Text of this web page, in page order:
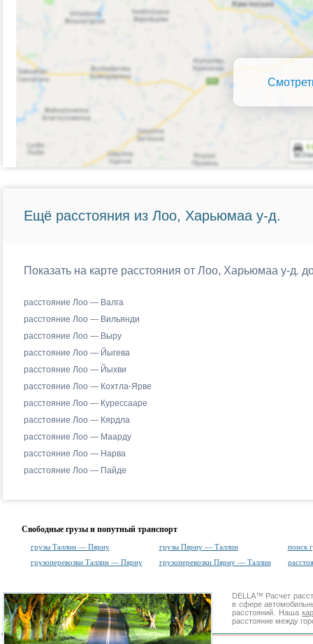
Ещё расстояния из Лоо, Харьюмаа у-д.
Показать на карте расстояния от Лоо, Харьюмаа у-д.
расстояние Лоо — Валга
расстояние Лоо — Вильянди
расстояние Лоо — Выру
расстояние Лоо — Йыгева
расстояние Лоо — Йыхви
расстояние Лоо — Кохтла-Ярве
расстояние Лоо — Курессааре
расстояние Лоо — Кярдла
расстояние Лоо — Маарду
расстояние Лоо — Нарва
расстояние Лоо — Пайде
Свободные грузы и попутный транспорт
грузы Таллин — Пярну грузы Пярну — Таллин
поиск
грузоперевозки Таллин — Пярну
грузоперевозки Пярну — Таллин
DELLA™ Расчет
в сфере
расстояний. Наша
расстояние между